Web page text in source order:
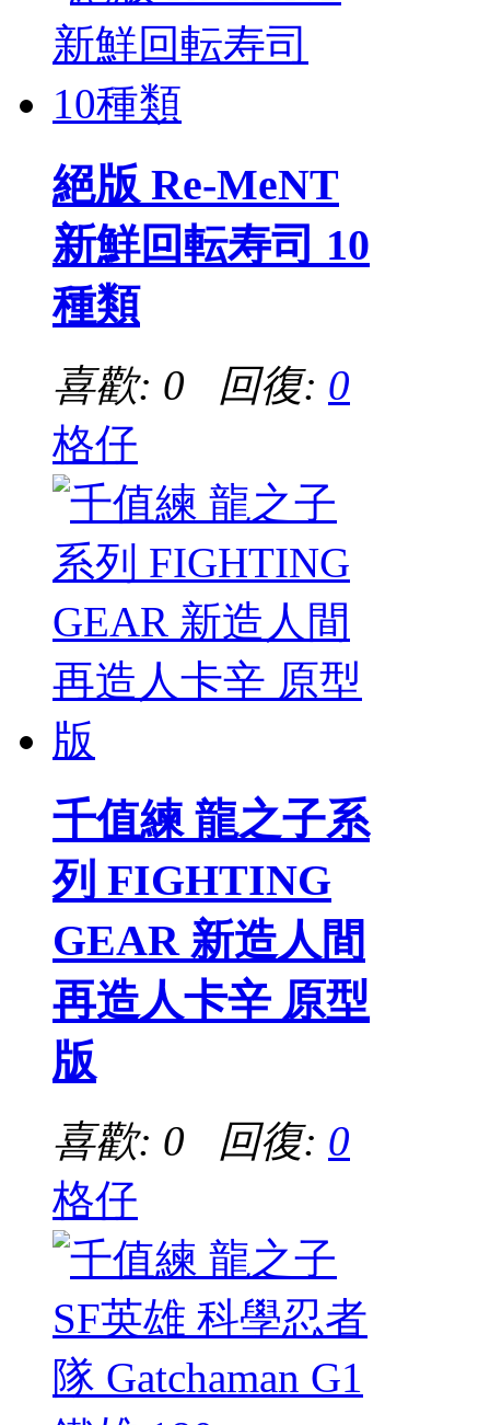
絕版 Re-MeNT
新鮮回転寿司 10
種類
喜歡: 0 回復: 0
格仔
千值練 龍之子系
列 FIGHTING
GEAR 新造人間
再造人卡辛 原型
版
喜歡: 0 回復: 0
格仔